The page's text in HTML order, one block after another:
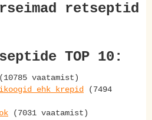
retseptid
TOP 10:
vaatamist)
ehk krepid
(7494
(7031 vaatamist)